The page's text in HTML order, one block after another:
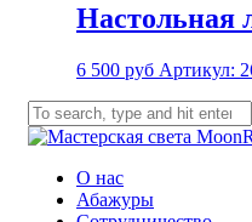
Настольная
6 500 руб Артикул:
О нас
Абажуры